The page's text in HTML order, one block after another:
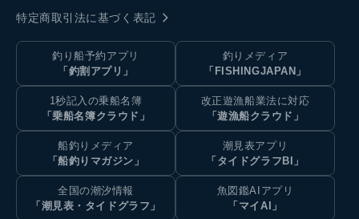
特定商取引法に基づく表記
釣り船予約アプリ
「釣割アプリ」
釣りメディア
「FISHINGJAPAN」
1秒記入の乗船名簿
「乗船名簿クラウド」
改正遊漁船業法に対応
「遊漁船クラウド」
船釣りメディア
「船釣りマガジン」
潮見表アプリ
「タイドグラフBI」
全国の潮汐情報
「潮見表・タイドグラフ」
魚図鑑AIアプリ
「マイAI」